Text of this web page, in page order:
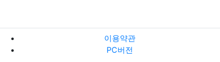
이용약관
PC버전